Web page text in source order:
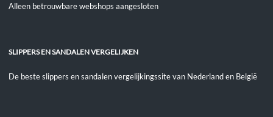
Alleen betrouwbare webshops aangesloten
SLIPPERS EN SANDALEN VERGELIJKEN
De beste slippers en sandalen vergelijkingssite van Nederland en België